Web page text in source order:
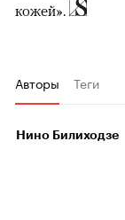
кожей».
Авторы Теги
Нино Билиходзе